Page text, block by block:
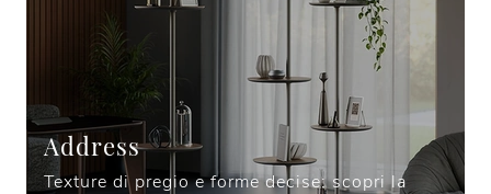
Address
Texture di pregio e forme decise: scopri la